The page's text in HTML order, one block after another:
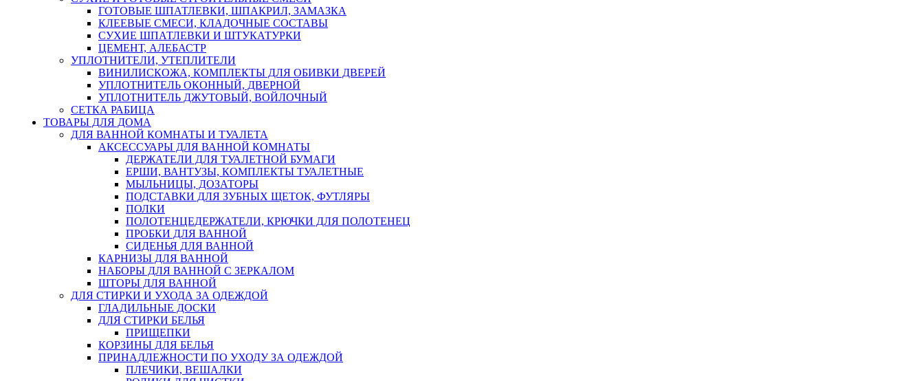
ГОТОВЫЕ ШПАТЛЕВКИ, ШПАКРИЛ, ЗАМАЗКА
КЛЕЕВЫЕ СМЕСИ, КЛАДОЧНЫЕ СОСТАВЫ
СУХИЕ ШПАТЛЕВКИ И ШТУКАТУРКИ
ЦЕМЕНТ, АЛЕБАСТР
УПЛОТНИТЕЛИ, УТЕПЛИТЕЛИ
ВИНИЛИСКОЖА, КОМПЛЕКТЫ ДЛЯ ОБИВКИ ДВЕРЕЙ
УПЛОТНИТЕЛЬ ОКОННЫЙ, ДВЕРНОЙ
УПЛОТНИТЕЛЬ ДЖУТОВЫЙ, ВОЙЛОЧНЫЙ
СЕТКА РАБИЦА
ТОВАРЫ ДЛЯ ДОМА
ДЛЯ ВАННОЙ КОМНАТЫ И ТУАЛЕТА
АКСЕССУАРЫ ДЛЯ ВАННОЙ КОМНАТЫ
ДЕРЖАТЕЛИ ДЛЯ ТУАЛЕТНОЙ БУМАГИ
ЕРШИ, ВАНТУЗЫ, КОМПЛЕКТЫ ТУАЛЕТНЫЕ
МЫЛЬНИЦЫ, ДОЗАТОРЫ
ПОДСТАВКИ ДЛЯ ЗУБНЫХ ЩЕТОК, ФУТЛЯРЫ
ПОЛКИ
ПОЛОТЕНЦЕДЕРЖАТЕЛИ, КРЮЧКИ ДЛЯ ПОЛОТЕНЕЦ
ПРОБКИ ДЛЯ ВАННОЙ
СИДЕНЬЯ ДЛЯ ВАННОЙ
КАРНИЗЫ ДЛЯ ВАННОЙ
НАБОРЫ ДЛЯ ВАННОЙ С ЗЕРКАЛОМ
ШТОРЫ ДЛЯ ВАННОЙ
ДЛЯ СТИРКИ И УХОДА ЗА ОДЕЖДОЙ
ГЛАДИЛЬНЫЕ ДОСКИ
ДЛЯ СТИРКИ БЕЛЬЯ
ПРИЩЕПКИ
КОРЗИНЫ ДЛЯ БЕЛЬЯ
ПРИНАДЛЕЖНОСТИ ПО УХОДУ ЗА ОДЕЖДОЙ
ПЛЕЧИКИ, ВЕШАЛКИ